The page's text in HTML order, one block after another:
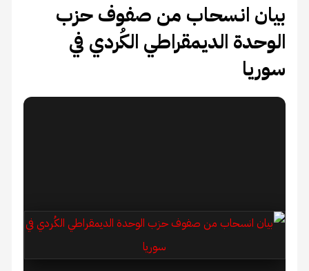
بيان انسحاب من صفوف حزب
الوحدة الديمقراطي الكُردي في
سوريا